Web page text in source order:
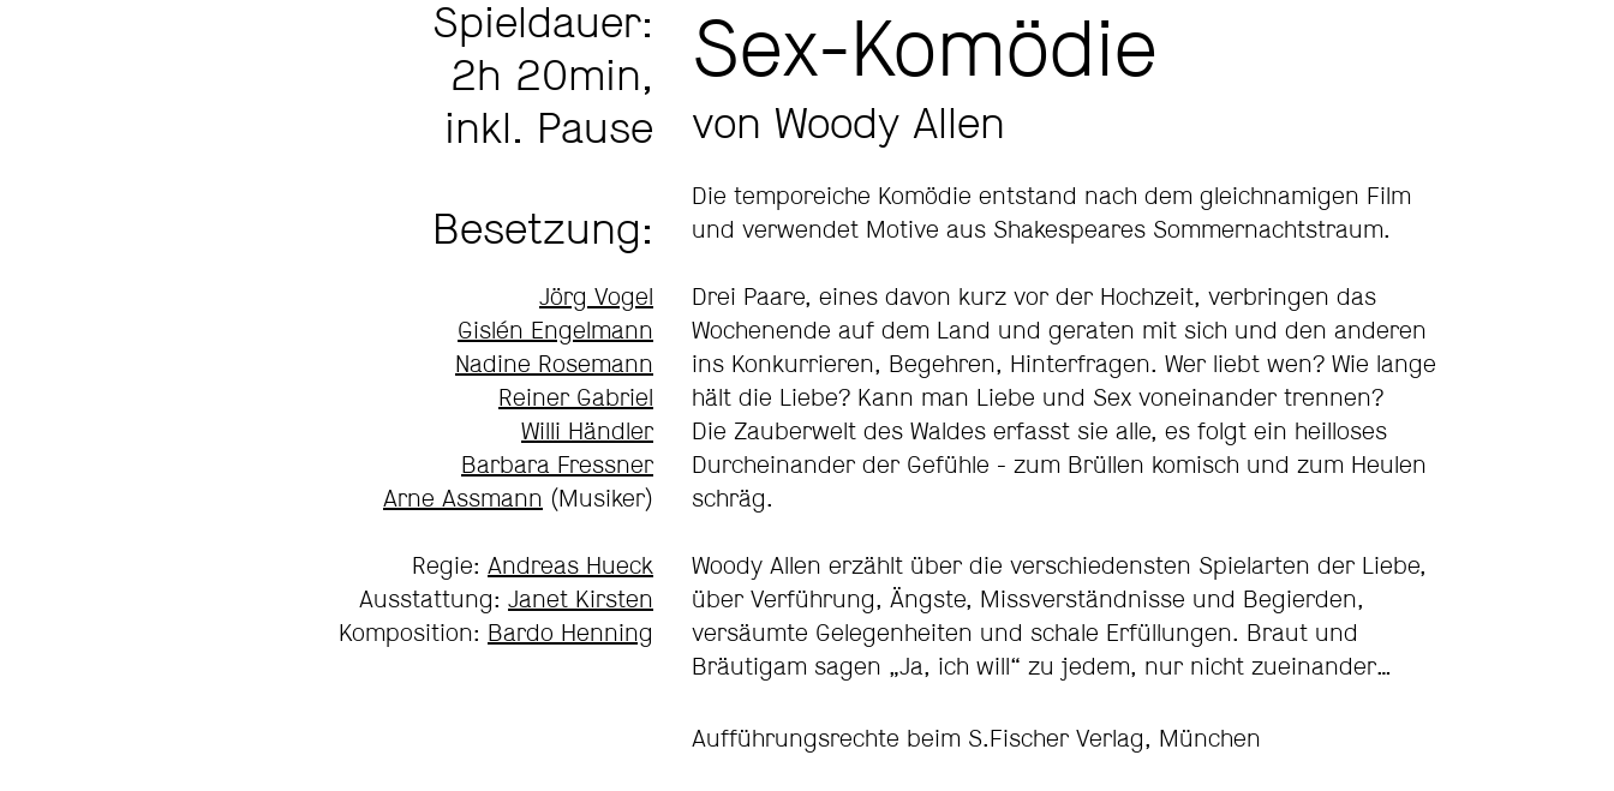
Sex-Komödie
von Woody Allen
Die temporeiche Komödie entstand nach dem gleichnamigen Film
und verwendet Motive aus Shakespeares Sommernachtstraum.
Drei Paare, eines davon kurz vor der Hochzeit, verbringen das
Wochenende auf dem Land und geraten mit sich und den anderen
ins Konkurrieren, Begehren, Hinterfragen. Wer liebt wen? Wie lange
hält die Liebe? Kann man Liebe und Sex voneinander trennen?
Die Zauberwelt des Waldes erfasst sie alle, es folgt ein heilloses
Durcheinander der Gefühle - zum Brüllen komisch und zum Heulen
schräg.
Woody Allen erzählt über die verschiedensten Spielarten der Liebe,
über Verführung, Ängste, Missverständnisse und Begierden,
versäumte Gelegenheiten und schale Erfüllungen. Braut und
Bräutigam sagen „Ja, ich will“ zu jedem, nur nicht zueinander…
Aufführungsrechte beim S.Fischer Verlag, München
Spieldauer:
2h 20min,
inkl. Pause
Besetzung:
Jörg Vogel
Gislén Engelmann
Nadine Rosemann
Reiner Gabriel
Willi Händler
Barbara Fressner
Arne Assmann (Musiker)
Regie: Andreas Hueck
Ausstattung: Janet Kirsten
Komposition: Bardo Henning